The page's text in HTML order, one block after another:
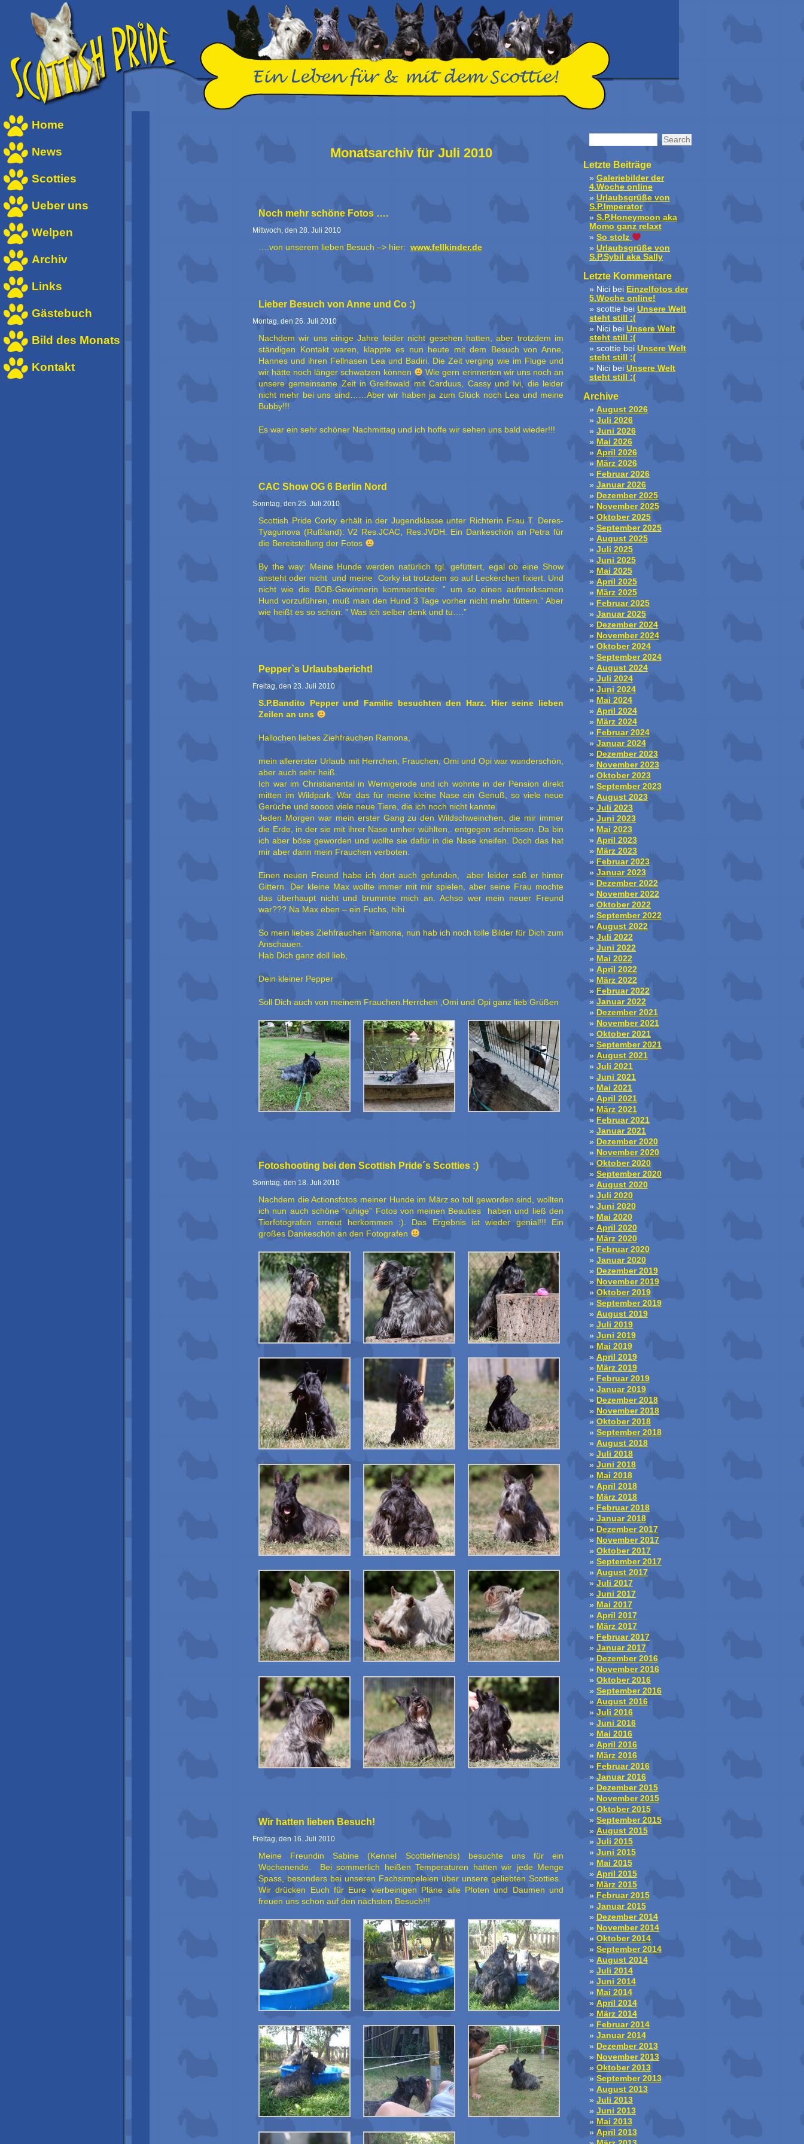
Home
News
Scotties
Ueber uns
Welpen
Archiv
Links
Gästebuch
Bild des Monats
Kontakt
Monatsarchiv für Juli 2010
Noch mehr schöne Fotos ….
Mittwoch, den 28. Juli 2010
….von unserem lieben Besuch –> hier: www.fellkinder.de
Lieber Besuch von Anne und Co :)
Montag, den 26. Juli 2010
Nachdem wir uns einige Jahre leider nicht gesehen hatten, aber trotzdem im
ständigen Kontakt waren, klappte es nun heute mit dem Besuch von Anne,
Hannes und ihren Fellnasen Lea und Badiri. Die Zeit verging wie im Fluge und
wir hätte noch länger schwatzen können
Wie gern erinnerten wir uns noch an
unsere gemeinsame Zeit in Greifswald mit Carduus, Cassy und Ivi, die leider
nicht mehr bei uns sind……Aber wir haben ja zum Glück noch Lea und meine
Bubby!!!
Es war ein sehr schöner Nachmittag und ich hoffe wir sehen uns bald wieder!!!
CAC Show OG 6 Berlin Nord
Sonntag, den 25. Juli 2010
Scottish Pride Corky erhält in der Jugendklasse unter Richterin Frau T. Deres-
Tyagunova (Rußland): V2 Res.JCAC, Res.JVDH. Ein Dankeschön an Petra für
die Bereitstellung der Fotos
By the way: Meine Hunde werden natürlich tgl. gefüttert, egal ob eine Show
ansteht oder nicht und meine Corky ist trotzdem so auf Leckerchen fixiert. Und
nicht wie die BOB-Gewinnerin kommentierte: ” um so einen aufmerksamen
Hund vorzuführen, muß man den Hund 3 Tage vorher nicht mehr füttern.” Aber
wie heißt es so schön: ” Was ich selber denk und tu….”
Pepper`s Urlaubsbericht!
Freitag, den 23. Juli 2010
S.P.Bandito Pepper und Familie besuchten den Harz. Hier seine lieben
Zeilen an uns
Hallochen liebes Ziehfrauchen Ramona,
mein allererster Urlaub mit Herrchen, Frauchen, Omi und Opi war wunderschön,
aber auch sehr heiß.
Ich war im Christianental in Wernigerode und ich wohnte in der Pension direkt
mitten im Wildpark. War das für meine kleine Nase ein Genuß, so viele neue
Gerüche und soooo viele neue Tiere, die ich noch nicht kannte.
Jeden Morgen war mein erster Gang zu den Wildschweinchen, die mir immer
die Erde, in der sie mit ihrer Nase umher wühlten,. entgegen schmissen. Da bin
ich aber böse geworden und wollte sie dafür in die Nase kneifen. Doch das hat
mir aber dann mein Frauchen verboten.
Einen neuen Freund habe ich dort auch gefunden, aber leider saß er hinter
Gittern. Der kleine Max wollte immer mit mir spielen, aber seine Frau mochte
das überhaupt nicht und brummte mich an. Achso wer mein neuer Freund
war??? Na Max eben – ein Fuchs, hihi.
So mein liebes Ziehfrauchen Ramona, nun hab ich noch tolle Bilder für Dich zum
Anschauen.
Hab Dich ganz doll lieb,
Dein kleiner Pepper
Soll Dich auch von meinem Frauchen.Herrchen ,Omi und Opi ganz lieb Grüßen
Fotoshooting bei den Scottish Pride´s Scotties :)
Sonntag, den 18. Juli 2010
Nachdem die Actionsfotos meiner Hunde im März so toll geworden sind, wollten
ich nun auch schöne “ruhige” Fotos von meinen Beauties haben und ließ den
Tierfotografen erneut herkommen :). Das Ergebnis ist wieder genial!!! Ein
großes Dankeschön an den Fotografen
Wir hatten lieben Besuch!
Freitag, den 16. Juli 2010
Meine Freundin Sabine (Kennel Scottiefriends) besuchte uns für ein
Wochenende. Bei sommerlich heißen Temperaturen hatten wir jede Menge
Spass, besonders bei unseren Fachsimpeleien über unsere geliebten Scotties.
Wir drücken Euch für Eure vierbeinigen Pläne alle Pfoten und Daumen und
freuen uns schon auf den nächsten Besuch!!!
Letzte Beiträge
Galeriebilder der
4.Woche online
Urlaubsgrüße von
S.P.Imperator
S.P.Honeymoon aka
Momo ganz relaxt
So stolz
Urlaubsgrüße von
S.P.Sybil aka Sally
Letzte Kommentare
Nici bei Einzelfotos der
5.Woche online!
scottie bei Unsere Welt
steht still :(
Nici bei Unsere Welt
steht still :(
scottie bei Unsere Welt
steht still :(
Nici bei Unsere Welt
steht still :(
Archive
August 2026
Juli 2026
Juni 2026
Mai 2026
April 2026
März 2026
Februar 2026
Januar 2026
Dezember 2025
November 2025
Oktober 2025
September 2025
August 2025
Juli 2025
Juni 2025
Mai 2025
April 2025
März 2025
Februar 2025
Januar 2025
Dezember 2024
November 2024
Oktober 2024
September 2024
August 2024
Juli 2024
Juni 2024
Mai 2024
April 2024
März 2024
Februar 2024
Januar 2024
Dezember 2023
November 2023
Oktober 2023
September 2023
August 2023
Juli 2023
Juni 2023
Mai 2023
April 2023
März 2023
Februar 2023
Januar 2023
Dezember 2022
November 2022
Oktober 2022
September 2022
August 2022
Juli 2022
Juni 2022
Mai 2022
April 2022
März 2022
Februar 2022
Januar 2022
Dezember 2021
November 2021
Oktober 2021
September 2021
August 2021
Juli 2021
Juni 2021
Mai 2021
April 2021
März 2021
Februar 2021
Januar 2021
Dezember 2020
November 2020
Oktober 2020
September 2020
August 2020
Juli 2020
Juni 2020
Mai 2020
April 2020
März 2020
Februar 2020
Januar 2020
Dezember 2019
November 2019
Oktober 2019
September 2019
August 2019
Juli 2019
Juni 2019
Mai 2019
April 2019
März 2019
Februar 2019
Januar 2019
Dezember 2018
November 2018
Oktober 2018
September 2018
August 2018
Juli 2018
Juni 2018
Mai 2018
April 2018
März 2018
Februar 2018
Januar 2018
Dezember 2017
November 2017
Oktober 2017
September 2017
August 2017
Juli 2017
Juni 2017
Mai 2017
April 2017
März 2017
Februar 2017
Januar 2017
Dezember 2016
November 2016
Oktober 2016
September 2016
August 2016
Juli 2016
Juni 2016
Mai 2016
April 2016
März 2016
Februar 2016
Januar 2016
Dezember 2015
November 2015
Oktober 2015
September 2015
August 2015
Juli 2015
Juni 2015
Mai 2015
April 2015
März 2015
Februar 2015
Januar 2015
Dezember 2014
November 2014
Oktober 2014
September 2014
August 2014
Juli 2014
Juni 2014
Mai 2014
April 2014
März 2014
Februar 2014
Januar 2014
Dezember 2013
November 2013
Oktober 2013
September 2013
August 2013
Juli 2013
Juni 2013
Mai 2013
April 2013